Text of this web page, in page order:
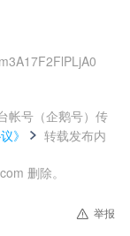
帐号（企鹅号）传
》
转载发布内
删除。
举报